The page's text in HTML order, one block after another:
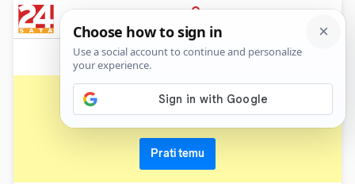
PRIJAVA
News
ansu fati
Prati temu